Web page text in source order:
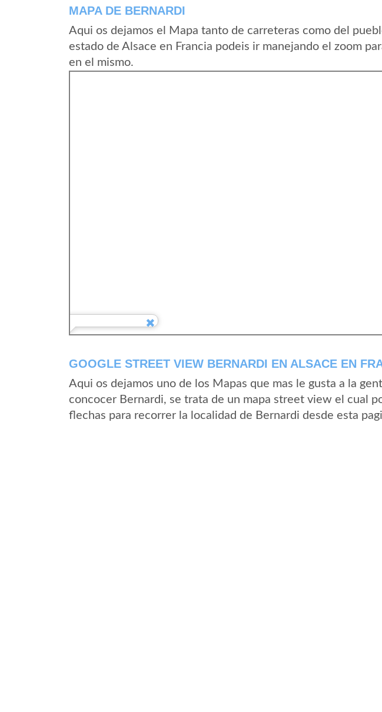
MAPA DE BERNARDI
Aqui os dejamos el Mapa tanto de carreteras como del
estado de Alsace en Francia podeis ir manejando el zoom
en el mismo.
GOOGLE STREET VIEW BERNARDI EN ALSACE EN
Aqui os dejamos uno de los Mapas que mas le gusta a la
concocer Bernardi, se trata de un mapa street view el cual
flechas para recorrer la localidad de Bernardi desde esta